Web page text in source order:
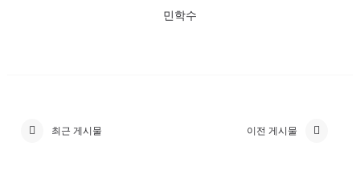
민학수
최근 게시물 이전 게시물